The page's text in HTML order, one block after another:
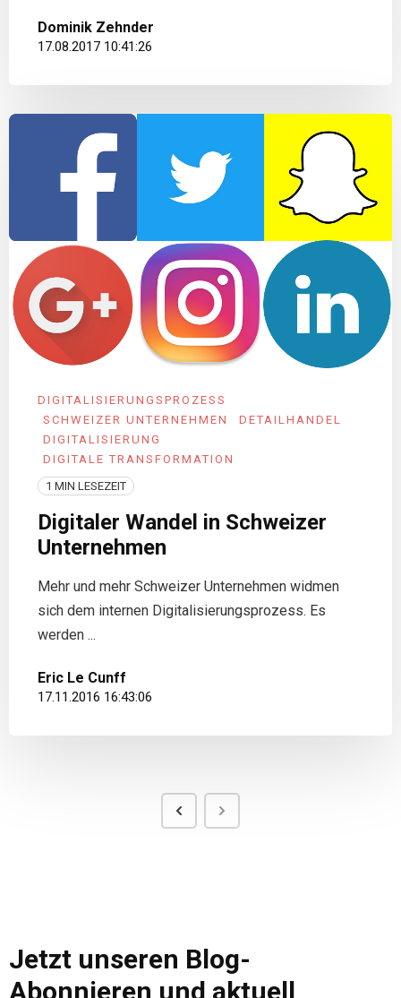
Dominik Zehnder
17.08.2017 10:41:26
DIGITALISIERUNGSPROZESS
SCHWEIZER UNTERNEHMEN
DETAILHANDEL
DIGITALISIERUNG
DIGITALE TRANSFORMATION
1 MIN LESEZEIT
Digitaler Wandel in Schweizer
Unternehmen
Mehr und mehr Schweizer Unternehmen widmen
sich dem internen Digitalisierungsprozess. Es
werden ...
Eric Le Cunff
17.11.2016 16:43:06
Jetzt unseren Blog-
Abonnieren und aktuell